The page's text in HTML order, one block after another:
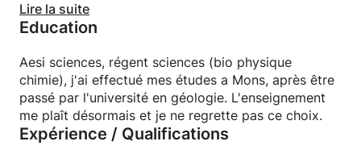
pour rendre la matière plus abordable et agréable.
d'apprendre des choses et de comprendre la
matière visée! Je me base sur les acquis de l'élève
ainsi que sur son profil d'apprentissage et nous
avançons pas à pas dans la matière pour une
meilleure compréhension de celle-ci! :)
Lire la suite
Education
Aesi sciences, régent sciences (bio physique
chimie), j'ai effectué mes études a Mons, après être
passé par l'université en géologie. L'enseignement
me plaît désormais et je ne regrette pas ce choix.
Expérience / Qualifications